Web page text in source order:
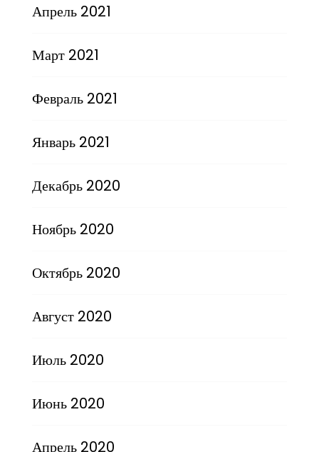
Апрель 2021
Март 2021
Февраль 2021
Январь 2021
Декабрь 2020
Ноябрь 2020
Октябрь 2020
Август 2020
Июль 2020
Июнь 2020
Апрель 2020